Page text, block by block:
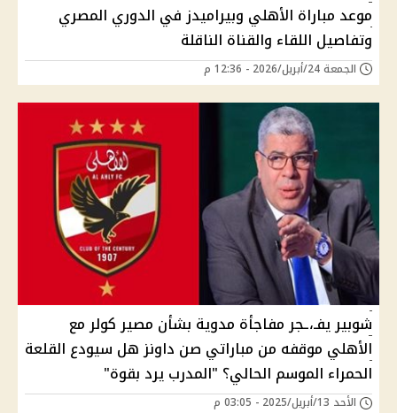
موعد مباراة الأهلي وبيراميدز في الدوري المصري
وتفاصيل اللقاء والقناة الناقلة
الجمعة 24/أبريل/2026 - 12:36 م
شوبير يفـ،ـجر مفاجأة مدوية بشأن مصير كولر مع
الأهلي موقفه من مباراتي صن داونز هل سيودع القلعة
الحمراء الموسم الحالي؟ "المدرب يرد بقوة"
الأحد 13/أبريل/2025 - 03:05 م